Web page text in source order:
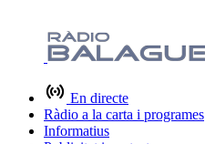
En directe
Ràdio a la carta i programes
Informatius